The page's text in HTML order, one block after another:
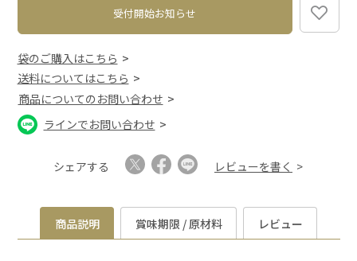
受付開始お知らせ
袋のご購入はこちら
送料についてはこちら
商品についてのお問い合わせ
ラインでお問い合わせ
シェアする レビューを書く
商品説明 賞味期限 / 原材料 レビュー